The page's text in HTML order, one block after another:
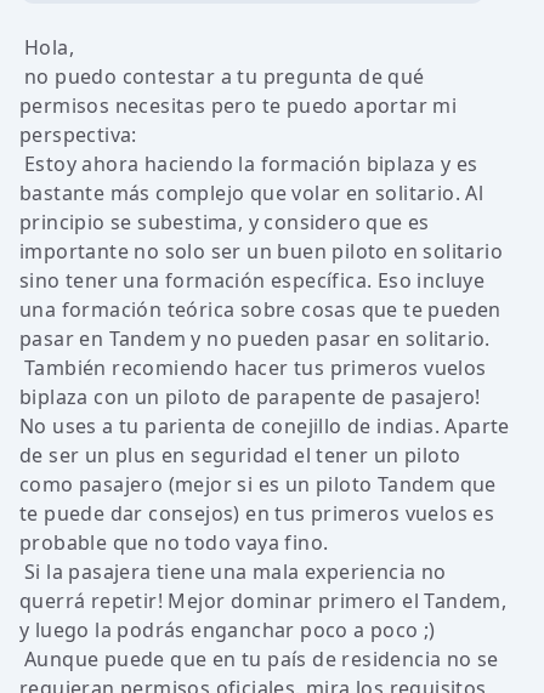
Hola,
no puedo contestar a tu pregunta de qué
permisos necesitas pero te puedo aportar mi
perspectiva:
Estoy ahora haciendo la formación biplaza y es
bastante más complejo que volar en solitario. Al
principio se subestima, y considero que es
importante no solo ser un buen piloto en solitario
sino tener una formación específica. Eso incluye
una formación teórica sobre cosas que te pueden
pasar en Tandem y no pueden pasar en solitario.
También recomiendo hacer tus primeros vuelos
biplaza con un piloto de parapente de pasajero!
No uses a tu parienta de conejillo de indias. Aparte
de ser un plus en seguridad el tener un piloto
como pasajero (mejor si es un piloto Tandem que
te puede dar consejos) en tus primeros vuelos es
probable que no todo vaya fino.
Si la pasajera tiene una mala experiencia no
querrá repetir! Mejor dominar primero el Tandem,
y luego la podrás enganchar poco a poco ;)
Aunque puede que en tu país de residencia no se